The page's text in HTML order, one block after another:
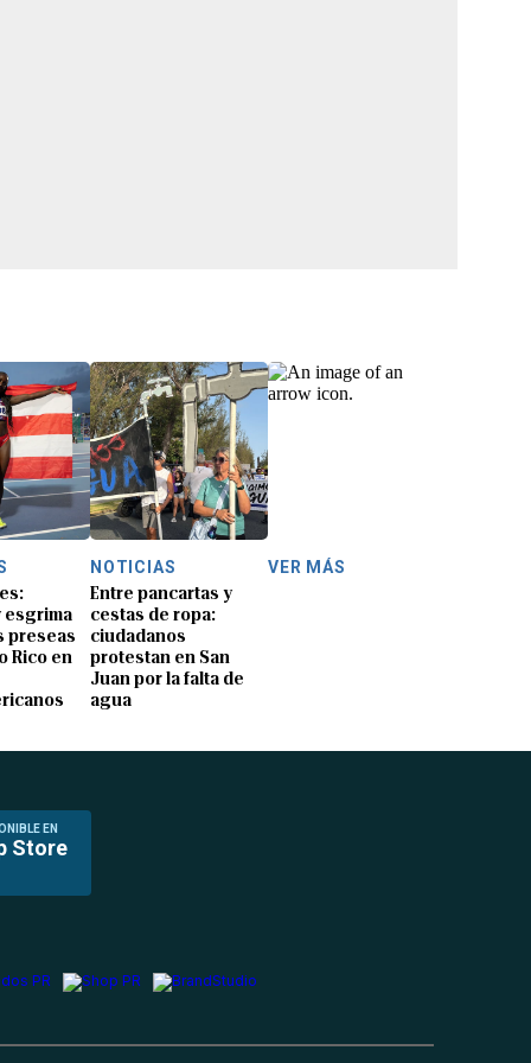
esgrima
preseas
Rico en
NOTICIAS
Entre pancartas y
cestas de ropa:
ciudadanos
protestan en San
Juan por la falta de
agua
VER MÁS
EN
Store